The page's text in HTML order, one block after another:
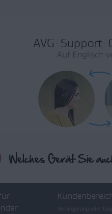
AVG-Support-
Auf Englisch